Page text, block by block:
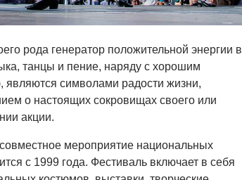
рода генератор положительной энергии в
танцы и пение, наряду с хорошим
являются символами радости жизни,
о настоящих сокровищах своего или
акции.
мероприятие национальных
с 1999 года. Фестиваль включает в себя